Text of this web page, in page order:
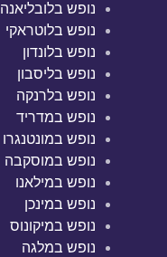
נופש בלובליאנה
נופש בלוטראקי
נופש בלונדון
נופש בליסבון
נופש בלרנקה
נופש במדריד
נופש במונטנגרו
נופש במוסקבה
נופש במילאנו
נופש במינכן
נופש במיקונוס
נופש במלגה